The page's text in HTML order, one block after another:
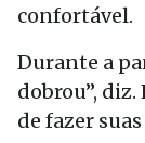
confortável.
Durante a
dobrou”,
de fazer